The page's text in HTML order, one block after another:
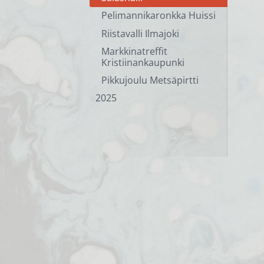
Pelimannikaronkka Huissi
Riistavalli Ilmajoki
Markkinatreffit
Kristiinankaupunki
Pikkujoulu Metsäpirtti
2025